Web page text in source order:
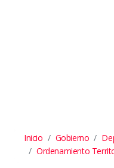
Inicio Gobierno
Ordenamiento